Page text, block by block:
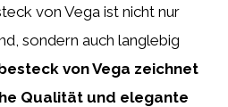
von Vega ist nicht nur
sondern auch langlebig
von Vega zeichnet
Qualität und elegante